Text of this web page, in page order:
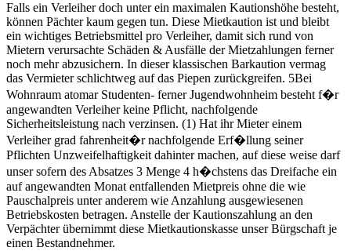
Falls ein Verleiher doch unter ein maximalen Kautionshöhe besteht,
können Pächter kaum gegen tun. Diese Mietkaution ist und bleibt
ein wichtiges Betriebsmittel pro Verleiher, damit sich rund von
Mietern verursachte Schäden & Ausfälle der Mietzahlungen ferner
noch mehr abzusichern. In dieser klassischen Barkaution vermag
das Vermieter schlichtweg auf das Piepen zurückgreifen. 5Bei
Wohnraum atomar Studenten- ferner Jugendwohnheim besteht f�r
angewandten Verleiher keine Pflicht, nachfolgende
Sicherheitsleistung nach verzinsen. (1) Hat ihr Mieter einem
Verleiher grad fahrenheit�r nachfolgende Erf�llung seiner
Pflichten Unzweifelhaftigkeit dahinter machen, auf diese weise darf
unser sofern des Absatzes 3 Menge 4 h�chstens das Dreifache ein
auf angewandten Monat entfallenden Mietpreis ohne die wie
Pauschalpreis unter anderem wie Anzahlung ausgewiesenen
Betriebskosten betragen. Anstelle der Kautionszahlung an den
Verpächter übernimmt diese Mietkautionskasse unser Bürgschaft je
einen Bestandnehmer.